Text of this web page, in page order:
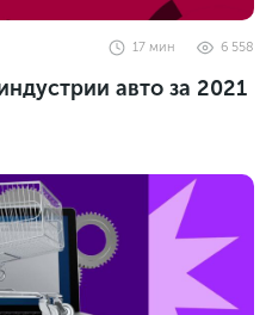
6 558
17 мин
авто за 2021